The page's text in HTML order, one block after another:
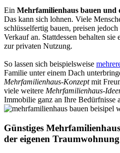
Ein Mehrfamilienhaus bauen und
Das kann sich lohnen. Viele
schlüsselfertig bauen, preisen
Verkauf an. Stattdessen behalten sie
zur privaten Nutzung.
So lassen sich beispielsweise
Familie unter einem Dach
Mehrfamilienhaus-Konzeptmit
viele weitere Mehrfamilienhaus-
Immobilie ganz an Ihre Bedürfnisse
Günstiges
der eigenen Traumwohnung